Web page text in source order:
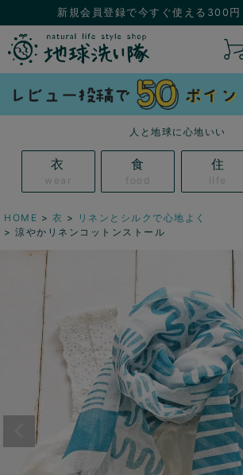
新規会員登録で今すぐ使える300円
人と地球に心地いい
衣
wear
食
food
住
life
HOME 衣
リネンとシルクで心地よく
涼やかリネンコットンストール